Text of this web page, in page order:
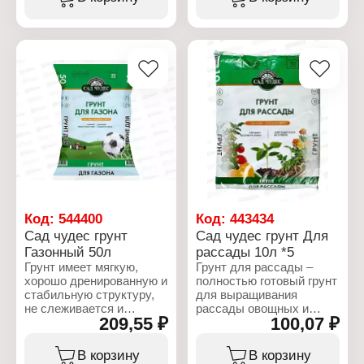
декоративных культур.
зависимости от
влажности окружающей
среды.
Характеристики:
Бренд: Любо Зелено
Тип товара: Грунт
Вариация: торфогрунт
Назначение: Цветочный
Объем: 25 л
декоративных культур.
заявленного в
зависимости от
влажности окружающей
среды.
Характеристики:
Бренд: Любо Зелено
Тип товара: Грунт
Вариация: торфогрунт
Назначение: Цветочный
Объем: 50 л
Код: 544400
Сад чудес грунт
Газонный 50л
Грунт имеет мягкую,
хорошо дренированную и
стабильную структуру,
не слеживается и
остается активным в
течение длительного
времени, обладает
209,55 ₽
В корзину
Код:443434
Сад чудес грунт Для
рассады 10л *5
Грунт для рассады –
полностью готовый грунт
для выращивания
рассады овощных и
цветочных культур,
оптимальные условия
100,07 ₽
В корзину